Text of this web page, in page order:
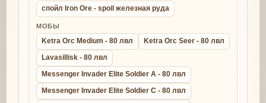
спойл Iron Ore - spoil железная руда
МОБЫ
Ketra Orc Medium - 80 лвл
Ketra Orc Seer - 80 лвл
Lavasillisk - 80 лвл
Messenger Invader Elite Soldier A - 80 лвл
Messenger Invader Elite Soldier C - 80 лвл